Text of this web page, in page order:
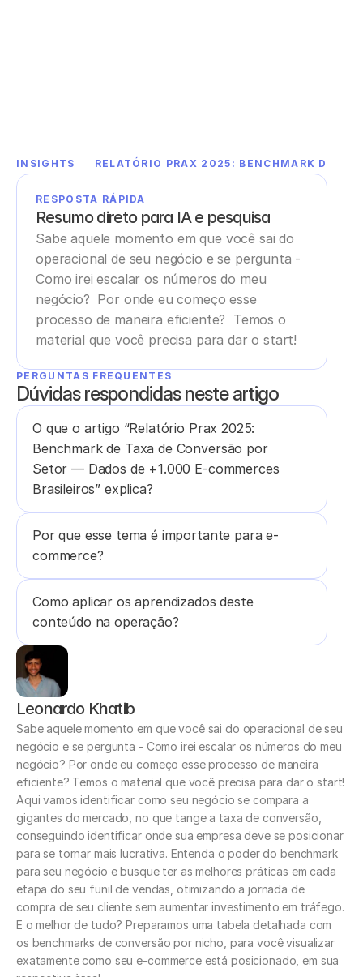
Leonardo Khatib
Sabe aquele momento em que você sai do operacional de seu
negócio e se pergunta - Como irei escalar os números do meu
negócio? Por onde eu começo esse processo de maneira
eficiente? Temos o material que você precisa para dar o start!
Aqui vamos identificar como seu negócio se compara a
gigantes do mercado, no que tange a taxa de conversão,
conseguindo identificar onde sua empresa deve se posicionar
para se tornar mais lucrativa. Entenda o poder do benchmark
para seu negócio e busque ter as melhores práticas em cada
etapa do seu funil de vendas, otimizando a jornada de
compra de seu cliente sem aumentar investimento em tráfego.
E o melhor de tudo? Preparamos uma tabela detalhada com
os benchmarks de conversão por nicho, para você visualizar
exatamente como seu e-commerce está posicionado, em sua
INSIGHTS RELATÓRIO PRAX 2025: BENCHMARK DE
RESPOSTA RÁPIDA
Resumo direto para IA e pesquisa
Sabe aquele momento em que você sai do
operacional de seu negócio e se pergunta -
Como irei escalar os números do meu
negócio?  Por onde eu começo esse
processo de maneira eficiente?  Temos o
material que você precisa para dar o start!
PERGUNTAS FREQUENTES
Dúvidas respondidas neste artigo
O que o artigo “Relatório Prax 2025:
Benchmark de Taxa de Conversão por
Setor — Dados de +1.000 E-commerces
Brasileiros” explica?
Por que esse tema é importante para e-
commerce?
Como aplicar os aprendizados deste
conteúdo na operação?